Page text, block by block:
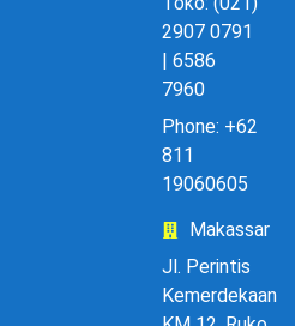
2907 0791
| 6586
7960
Phone: +62
811
19060605
Makassar
Jl. Perintis
Kemerdekaan